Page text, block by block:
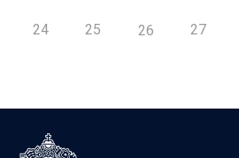
24 25 26 27